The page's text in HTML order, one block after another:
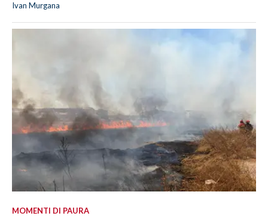
Ivan Murgana
MOMENTI DI PAURA